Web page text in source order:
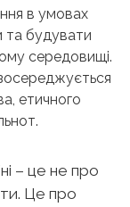
в умовах
та будувати
середовищі.
етичного
– це не про
Це про